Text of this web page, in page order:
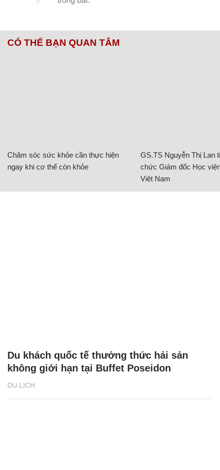
CÓ THỂ BẠN QUAN TÂM
Chăm sóc sức khỏe cần thực hiện
ngay khi cơ thể còn khỏe
GS.TS Nguyễn Thị Lan
chức Giám đốc Học
Việt Nam
DU LỊCH
Du khách quốc tế thưởng thức hải sản
không giới hạn tại Buffet Poseidon